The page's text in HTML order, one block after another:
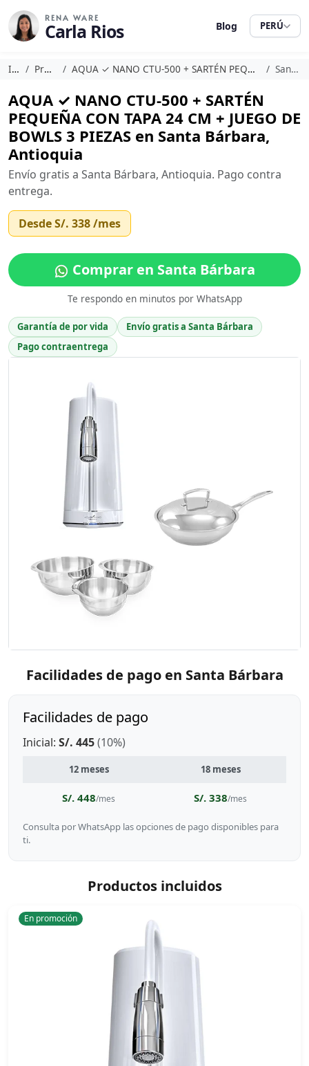
RENA WARE
Carla Rios Blog PERÚ
Inicio Promociones AQUA ✓ NANO CTU-500 + SARTÉN PEQUEÑA CON TAPA 24 CM + JUEGO DE BOWLS 3 PIEZAS Santa Bárbara
AQUA ✓ NANO CTU-500 + SARTÉN
PEQUEÑA CON TAPA 24 CM + JUEGO DE
BOWLS 3 PIEZAS en Santa Bárbara,
Antioquia
Envío gratis a Santa Bárbara, Antioquia. Pago contra
entrega.
DesdeS/. 338/mes
Comprar en Santa Bárbara
Te respondo en minutos por WhatsApp
Garantía de por vida
Envío gratis a Santa Bárbara
Pago contraentrega
Facilidades de pago en Santa Bárbara
Facilidades de pago
Inicial: S/. 445(10%)
12 meses 18 meses
S/. 448/mes S/. 338/mes
Consulta por WhatsApp las opciones de pago disponibles para
ti.
Productos incluidos
En promoción